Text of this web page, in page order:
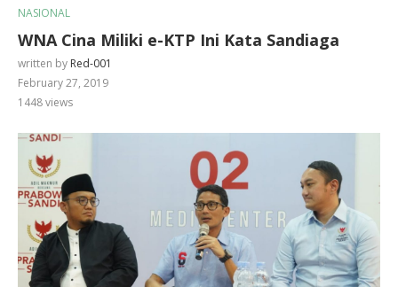
NASIONAL
WNA Cina Miliki e-KTP Ini Kata Sandiaga
written by Red-001
February 27, 2019
1448views